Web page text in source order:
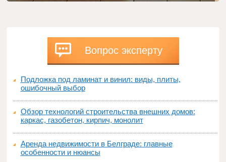
Вопрос эксперту
Подложка под ламинат и винил: виды, плиты,
ошибочный выбор
Обзор технологий строительства внешних домов:
каркас, газобетон, кирпич, монолит
Аренда недвижимости в Белграде: главные
особенности и нюансы